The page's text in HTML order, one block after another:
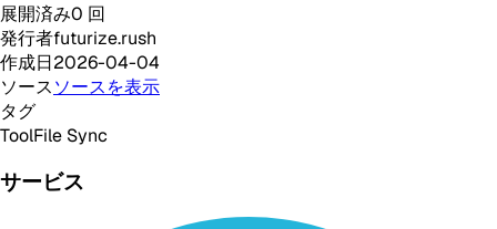
展開済み0 回
発行者futurize.rush
作成日2026-04-04
ソースソースを表示
タグ
ToolFile Sync
サービス